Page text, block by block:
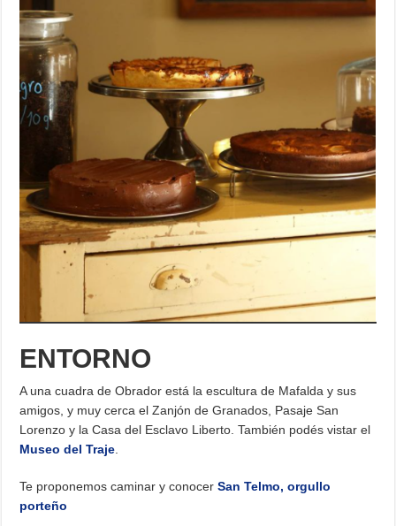
ENTORNO
A una cuadra de Obrador está la escultura de Mafalda y sus
amigos, y muy cerca el Zanjón de Granados, Pasaje San
Lorenzo y la Casa del Esclavo Liberto. También podés vistar el
Museo del Traje
Te proponemos caminar y conocerSan Telmo, orgullo
porteño